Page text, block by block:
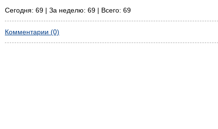
Сегодня: 69 | За неделю: 69 | Всего: 69
Комментарии (0)